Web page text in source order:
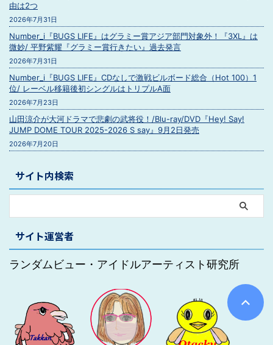
由は2つ
2026年7月31日
Number_i『BUGS LIFE』はグラミー賞アジア部門対象外！『3XL』は
微妙/ 平野紫耀『グラミー賞行きたい』過去発言
2026年7月31日
Number_i『BUGS LIFE』CDなしで激戦ビルボード総合（Hot 100）1
位/ レーベル移籍後初シングルはトリプルA面
2026年7月23日
山田涼介が大河ドラマで悲劇の武将役！/Blu-ray/DVD『Hey! Say!
JUMP DOME TOUR 2025-2026 S say』9月2日発売
2026年7月20日
サイト内検索
サイト運営者
ランダムビュー・アイドルアーティスト研究所